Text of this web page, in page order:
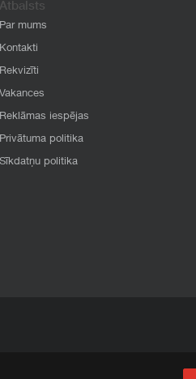
Atbalsts
Par mums
Kontakti
Rekvizīti
Vakances
Reklāmas iespējas
Privātuma politika
Sīkdatņu politika